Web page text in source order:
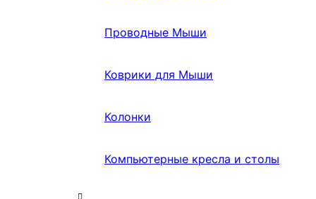
Проводные Мыши
Коврики для Мыши
Колонки
Компьютерные кресла и столы